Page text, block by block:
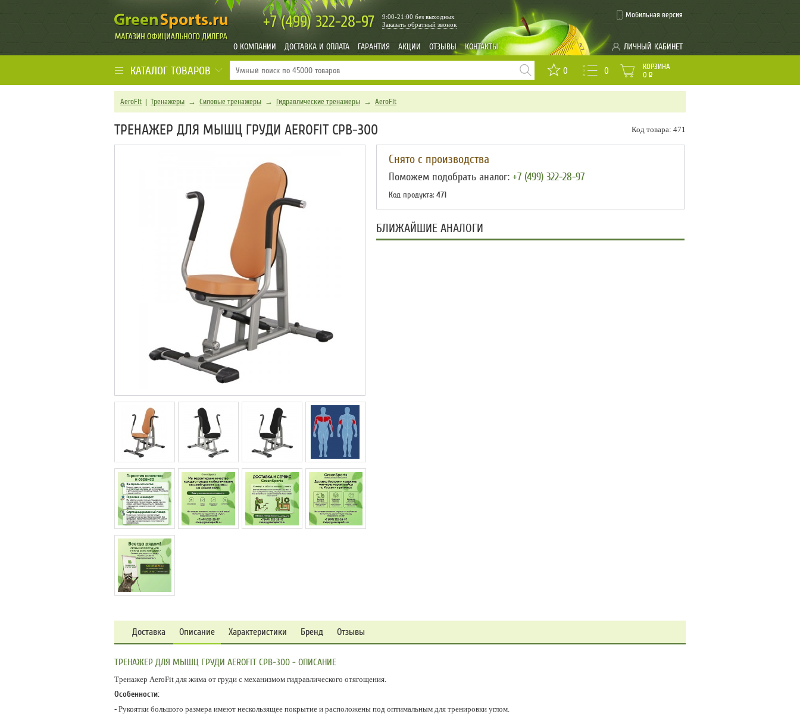
+7 (499)322-28-97 Заказать обратный звонок
9:00-21:00 без выходных
О КОМПАНИИ ДОСТАВКА И ОПЛАТА ГАРАНТИЯ АКЦИИ ОТЗЫВЫ КОНТАКТЫ
Мобильная версия
ЛИЧНЫЙ КАБИНЕТ
КАТАЛОГ ТОВАРОВ 0 0
КОРЗИНА
0 Р
AeroFit| Тренажеры → Силовые тренажеры → Гидравлические тренажеры → AeroFit
Код товара: 471
ТРЕНАЖЕР ДЛЯ МЫШЦ ГРУДИ AEROFIT CPB-300
Снято с производства
Поможем подобрать аналог: +7 (499) 322-28-97
Код продукта: 471
БЛИЖАЙШИЕ АНАЛОГИ
Доставка Описание Характеристики Бренд Отзывы
ТРЕНАЖЕР ДЛЯ МЫШЦ ГРУДИ AEROFIT CPB-300 - ОПИСАНИЕ
Тренажер AeroFit для жима от груди с механизмом гидравлического отягощения.
Особенности:
- Рукоятки большого размера имеют нескользящее покрытие и расположены под оптимальным для тренировки углом.